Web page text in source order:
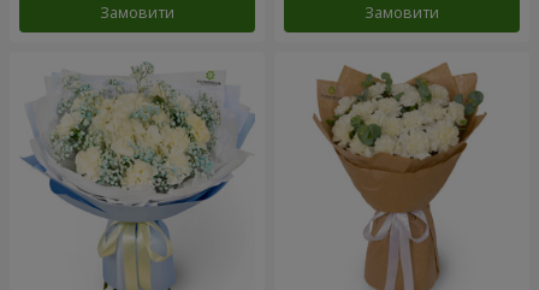
Замовити Замовити